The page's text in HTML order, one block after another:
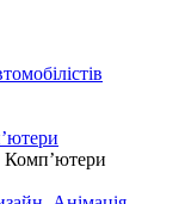
Комп’ютери